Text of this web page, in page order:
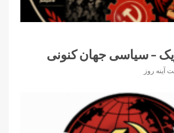
– سیاسی جهان کنونی
آینه‌ روز